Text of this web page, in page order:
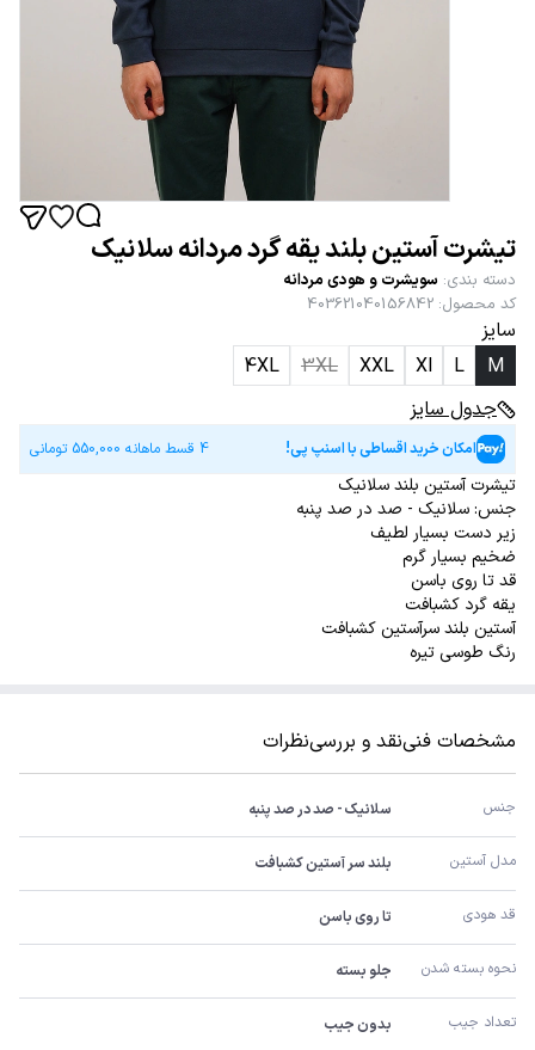
تیشرت آستین بلند یقه گرد مردانه سلانیک
دسته بندی: سویشرت و هودی مردانه
کد محصول:
403621040156842
سایز
M
L
Xl
XXL
3XL
4XL
جدول سایز
امکان خرید اقساطی با اسنپ پی! 4 قسط ماهانه 550,000 تومانی
تیشرت آستین بلند سلانیک
جنس: سلانیک - صد در صد پنبه
زیر دست بسیار لطیف
ضخیم بسیار گرم
قد تا روی باسن
یقه گرد کشبافت
آستین بلند سرآستین کشبافت
رنگ طوسی تیره
مشخصات فنینقد و بررسینظرات
جنس سلانیک - صد در صد پنبه
مدل آستین بلند سر آستین کشبافت
قد هودی تا روی باسن
نحوه بسته شدن جلو بسته
تعداد جیب بدون جیب